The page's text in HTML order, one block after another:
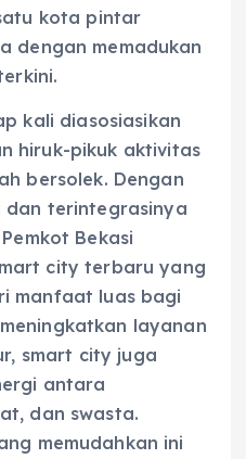
kota pintar
dengan memadukan
kali diasosiasikan
hiruk-pikuk aktivitas
bersolek. Dengan
dan terintegrasinya
Bekasi
city terbaru yang
manfaat luas bagi
layanan
smart city juga
antara
dan swasta.
memudahkan ini